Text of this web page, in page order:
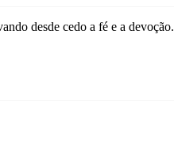
desde cedo a fé e a devoção.